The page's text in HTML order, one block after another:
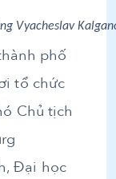
Vyacheslav
phố
tổ chức
Chủ tịch
Đại học